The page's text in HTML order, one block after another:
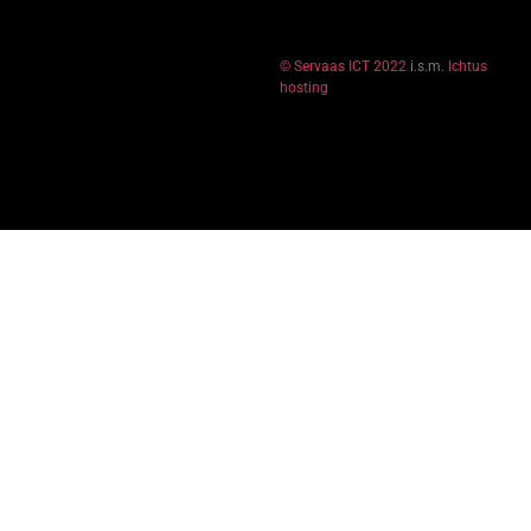
© Servaas ICT 2022 i.s.m. Ichtus
hosting